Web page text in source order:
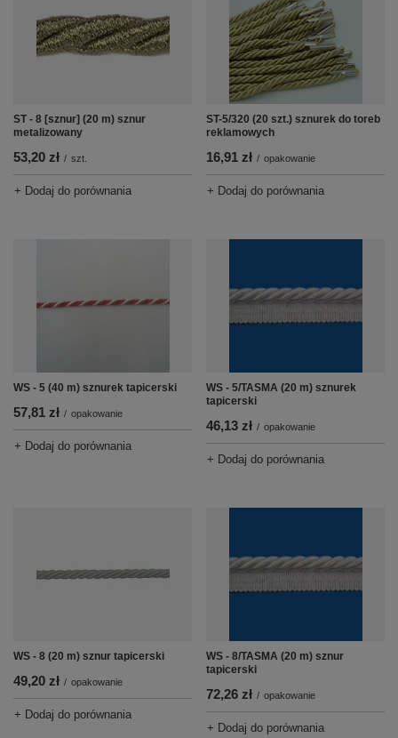
ST - 8 [sznur] (20 m) sznur
metalizowany
53,20 zł / szt.
+ Dodaj do porównania
ST-5/320 (20 szt.) sznurek do toreb
reklamowych
16,91 zł / opakowanie
+ Dodaj do porównania
WS - 5 (40 m) sznurek tapicerski
57,81 zł / opakowanie
+ Dodaj do porównania
WS - 5/TASMA (20 m) sznurek
tapicerski
46,13 zł / opakowanie
+ Dodaj do porównania
WS - 8 (20 m) sznur tapicerski
49,20 zł / opakowanie
+ Dodaj do porównania
WS - 8/TASMA (20 m) sznur
tapicerski
72,26 zł / opakowanie
+ Dodaj do porównania